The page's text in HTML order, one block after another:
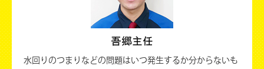
水回りのつまりなどの問題はいつ発生するか分からないも